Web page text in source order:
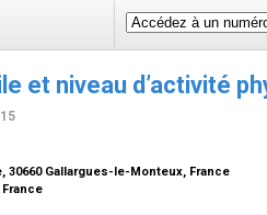
et niveau d’activité
30660 Gallargues-le-Monteux, France